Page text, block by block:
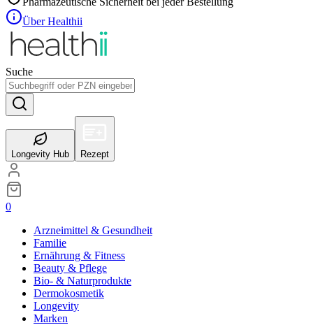
Über Healthii
Suche
Longevity Hub Rezept
0
Arzneimittel & Gesundheit
Familie
Ernährung & Fitness
Beauty & Pflege
Bio- & Naturprodukte
Dermokosmetik
Longevity
Marken